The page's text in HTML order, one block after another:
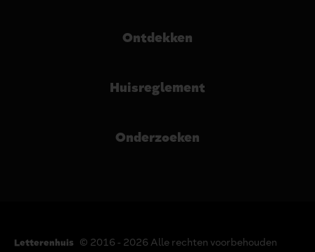
Ontdekken
Huisreglement
Onderzoeken
Letterenhuis © 2016 - 2026 Alle rechten voorbehouden